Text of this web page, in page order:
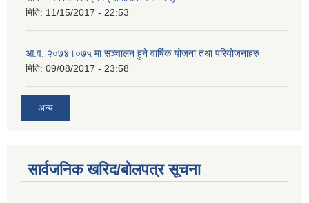
मिति: 11/15/2017 - 22:53
आ.व. २०७४।०७५ मा सञ्चालन हुने वार्षिक योजना तथा परियोजनाहरु
मिति: 09/08/2017 - 23:58
अन्य
सार्वजनिक खरिद/बोलपत्र सूचना